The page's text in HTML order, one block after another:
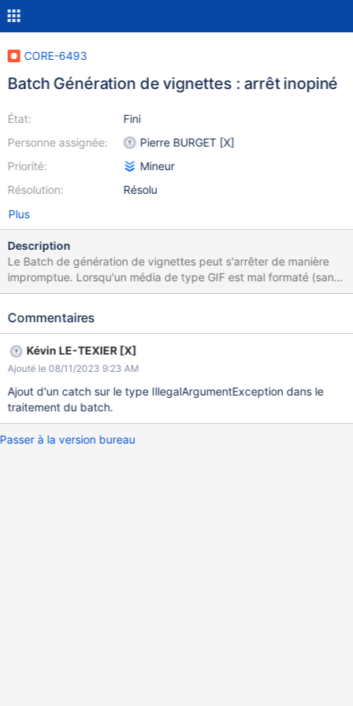
CORE-6493
Batch Génération de vignettes : arrêt inopiné
État:
Personne assignée:
Priorité:
Résolution:
Fini
Pierre BURGET [X]
Mineur
Résolu
Plus
Description
Le Batch de génération de vignettes peut s'arrêter de manière
impromptue. Lorsqu'un média de type GIF est mal formaté (sans
région > Gif de 0*0) une exception est levée et provoque l'arrêt
Commentaires
Kévin LE-TEXIER [X]
Ajouté le 08/11/2023 9:23 AM
Ajout d'un catch sur le type IllegalArgumentException dans le
traitement du batch.
Passer à la version bureau